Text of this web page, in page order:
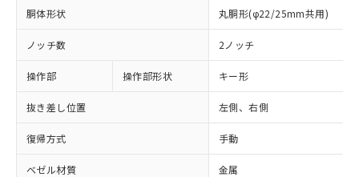
胴体形状 丸胴形(φ22/25mm共用)
ノッチ数 2ノッチ
操作部 操作部形状 キー形
抜き差し位置 左側、右側
復帰方式 手動
ベゼル材質 金属